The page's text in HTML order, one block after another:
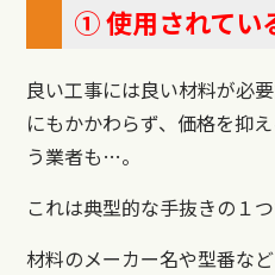
① 使用されてい
良い工事には良い材料が必要
にもかかわらず、価格を抑
う業者も…。
これは典型的な手抜きの１つ
材料のメーカー名や型番な